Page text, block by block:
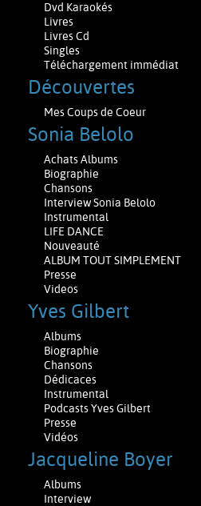
Dvd Karaokés
Livres
Livres Cd
Singles
Téléchargement immédiat
Découvertes
Mes Coups de Coeur
Sonia Belolo
Achats Albums
Biographie
Chansons
Interview Sonia Belolo
Instrumental
LIFE DANCE
Nouveauté
ALBUM TOUT SIMPLEMENT
Presse
Videos
Yves Gilbert
Albums
Biographie
Chansons
Dédicaces
Instrumental
Podcasts Yves Gilbert
Presse
Vidéos
Jacqueline Boyer
Albums
Interview